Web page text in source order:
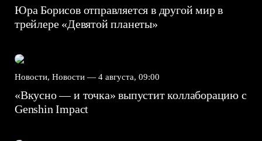
Юра Борисов отправляется в другой мир в
трейлере «Девятой планеты»
Новости, Новости — 4 августа, 09:00
«Вкусно — и точка» выпустит коллаборацию с
Genshin Impact⁠⁠